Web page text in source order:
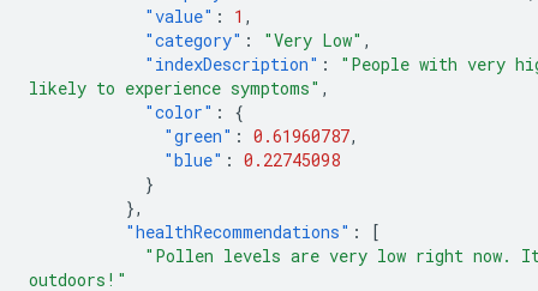
"value" : 1 ,
"category" : "Very Low" ,
"indexDescription" :
"People with very
likely to experience symptoms" ,
"color" :
{
"green" : 0.61960787,
"blue" : 0.22745098
}
},
"healthRecommendations" :
[
"Pollen levels are very low right now.
outdoors!"